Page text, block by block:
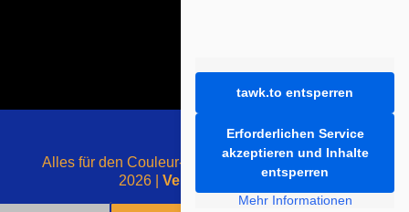
Alles für den Couleur-Liebhaber - mit ❤️ gemacht -
2026 | Vertrag widerrufen
tawk.to entsperren
Erforderlichen Service
akzeptieren und Inhalte
entsperren
Mehr Informationen